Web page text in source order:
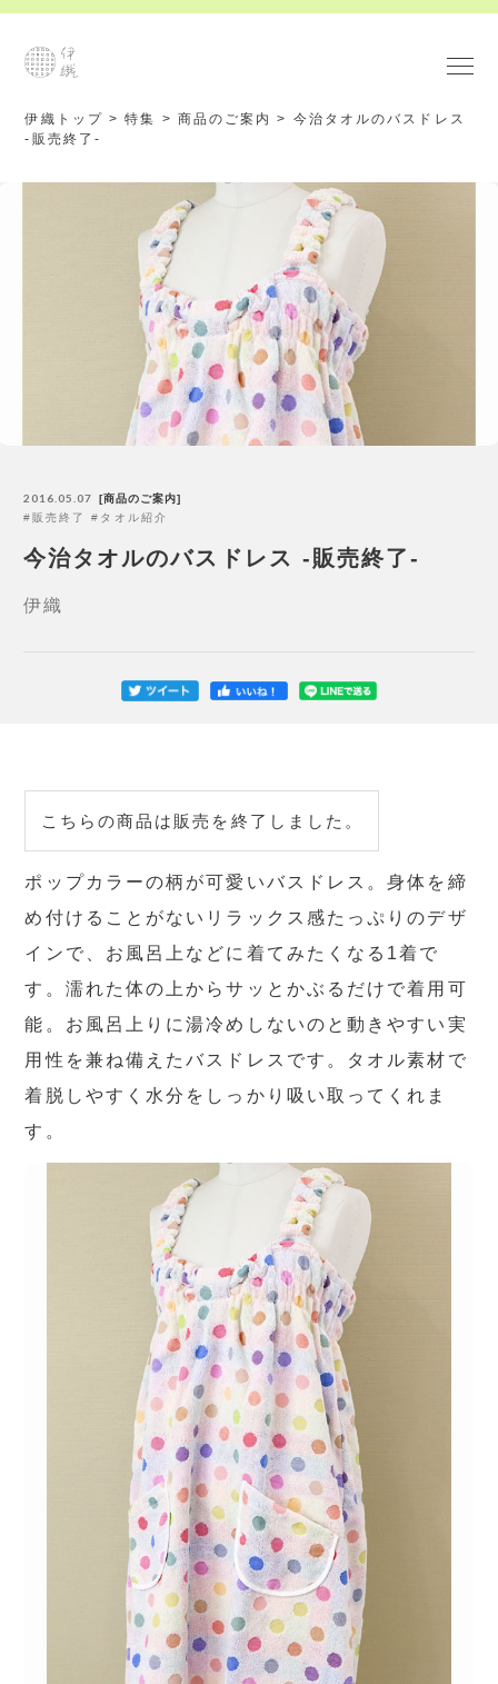
伊織トップ >特集 > 商品のご案内 > 今治タオルのバスドレス
-販売終了-
2016.05.07
商品のご案内
販売終了
タオル紹介
今治タオルのバスドレス -販売終了-
伊織
こちらの商品は販売を終了しました。
ポップカラーの柄が可愛いバスドレス。身体を締
め付けることがないリラックス感たっぷりのデザ
インで、お風呂上などに着てみたくなる1着で
す。濡れた体の上からサッとかぶるだけで着用可
能。お風呂上りに湯冷めしないのと動きやすい実
用性を兼ね備えたバスドレスです。タオル素材で
着脱しやすく水分をしっかり吸い取ってくれま
す。